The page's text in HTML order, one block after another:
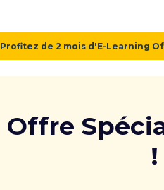
Profitez de 2 mois d'E-Learning
Offre
!